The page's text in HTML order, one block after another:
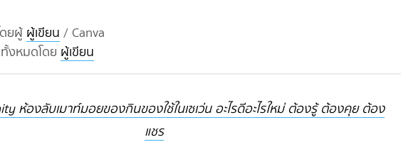
ยผู้ ผู้เขียน / Canva
งหมดโดย ผู้เขียน
ห้องลับเมาท์มอยของกินของใช้ในเซเว่น อะไรดีอะไรใหม่ ต้องรู้ ต้องคุย ต้อง
แชร